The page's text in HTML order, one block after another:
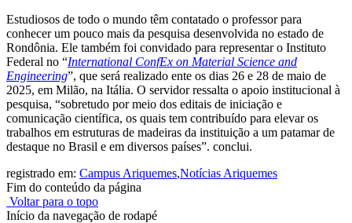
Estudiosos de todo o mundo têm contatado o professor para
conhecer um pouco mais da pesquisa desenvolvida no estado de
Rondônia. Ele também foi convidado para representar o Instituto
Federal no “International ConfEx on Material Science and
Engineering”, que será realizado ente os dias 26 e 28 de maio de
2025, em Milão, na Itália. O servidor ressalta o apoio institucional à
pesquisa, “sobretudo por meio dos editais de iniciação e
comunicação científica, os quais tem contribuído para elevar os
trabalhos em estruturas de madeiras da instituição a um patamar de
destaque no Brasil e em diversos países”. conclui.
registrado em: Campus Ariquemes,Notícias Ariquemes
Fim do conteúdo da página
Voltar para o topo
Início da navegação de rodapé